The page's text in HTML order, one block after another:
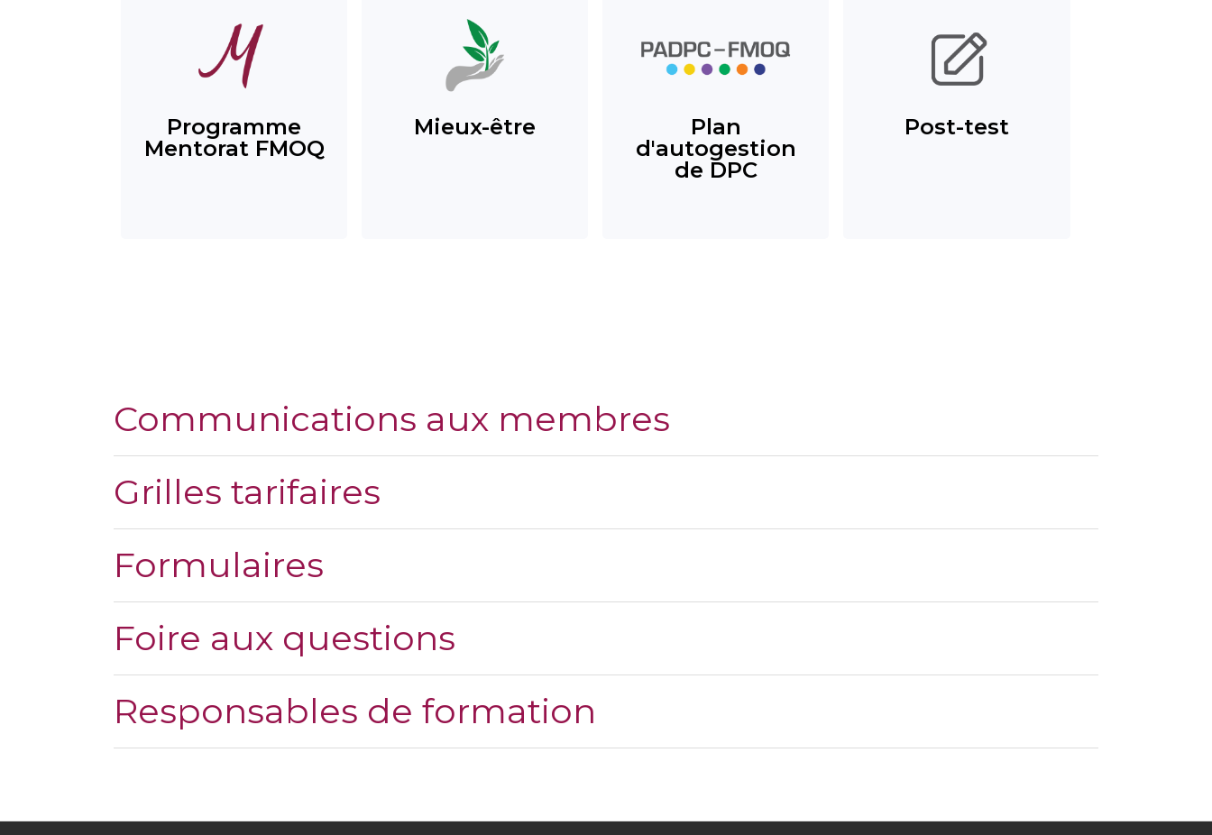
Programme
Mentorat FMOQ
Mieux-être
Plan
d'autogestion
de DPC
Post-test
Communications aux membres
Grilles tarifaires
Formulaires
Foire aux questions
Responsables de formation